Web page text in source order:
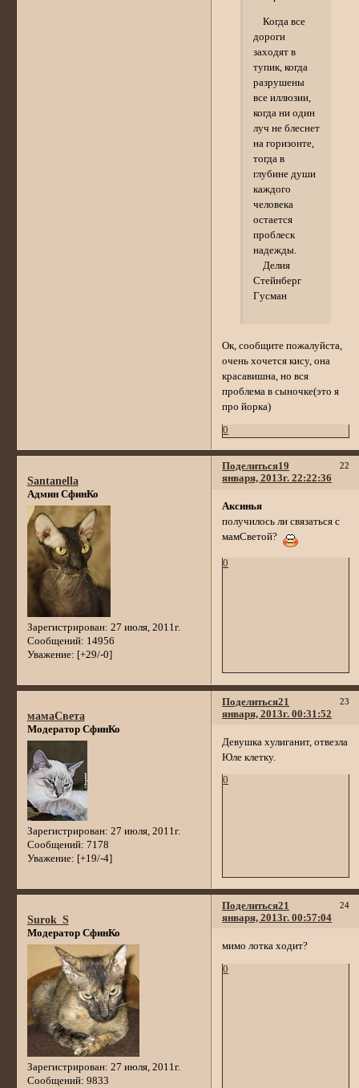
Когда все
дороги
заходят в
тупик, когда
разрушены
все иллюзии,
когда ни один
луч не блеснет
на горизонте,
тогда в
глубине души
каждого
человека
остается
проблеск
надежды.
Делия
Стейнберг
Гусман
Ок, сообщите пожалуйста,
очень хочется кису, она
красавишна, но вся
проблема в сыночке(это я
про йорка)
0
Поделиться 22
19
января, 2013г. 22:22:36
Santanella
Админ СфинКо
Зарегистрирован: 27 июля, 2011г.
Сообщений: 14956
Уважение: [+29/-0]
Аксинья
получилось ли связаться с
мамСветой?
0
Поделиться 23
21
января, 2013г. 00:31:52
мамаСвета
Модератор СфинКо
Зарегистрирован: 27 июля, 2011г.
Сообщений: 7178
Уважение: [+19/-4]
Девушка хулиганит, отвезла
Юле клетку.
0
Поделиться 24
21
января, 2013г. 00:57:04
Surok_S
Модератор СфинКо
Зарегистрирован: 27 июля, 2011г.
Сообщений: 9833
мимо лотка ходит?
0